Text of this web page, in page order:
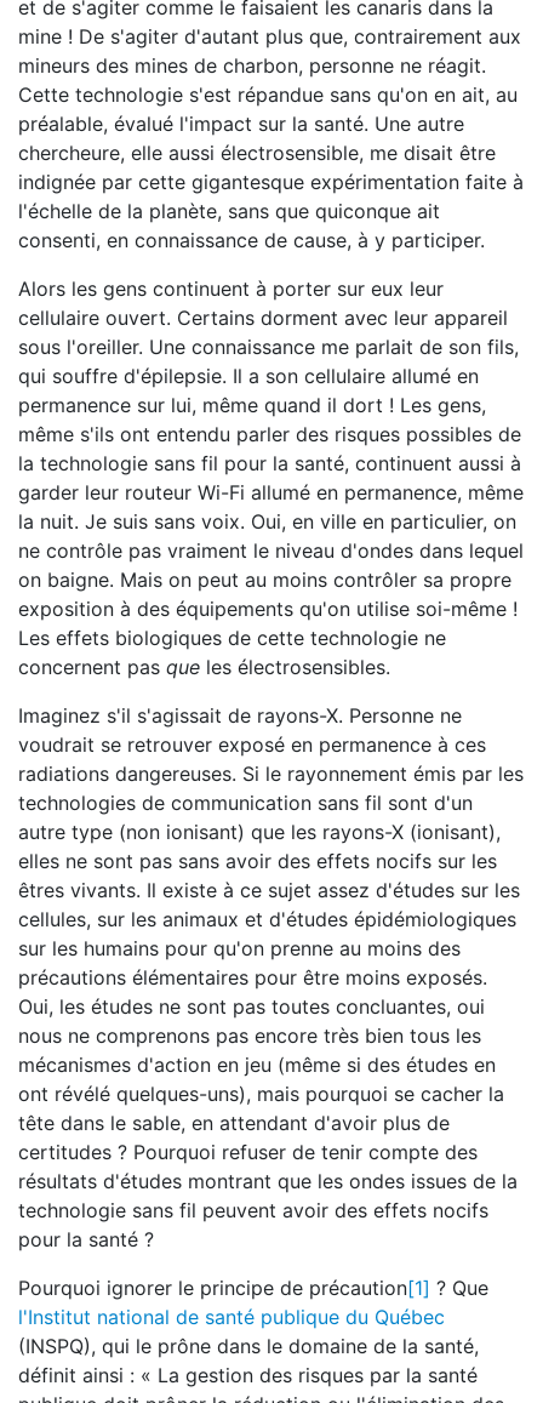
et de s'agiter comme le faisaient les canaris dans la
mine ! De s'agiter d'autant plus que, contrairement aux
mineurs des mines de charbon, personne ne réagit.
Cette technologie s'est répandue sans qu'on en ait, au
préalable, évalué l'impact sur la santé. Une autre
chercheure, elle aussi électrosensible, me disait être
indignée par cette gigantesque expérimentation faite à
l'échelle de la planète, sans que quiconque ait
consenti, en connaissance de cause, à y participer.
Alors les gens continuent à porter sur eux leur
cellulaire ouvert. Certains dorment avec leur appareil
sous l'oreiller. Une connaissance me parlait de son fils,
qui souffre d'épilepsie. Il a son cellulaire allumé en
permanence sur lui, même quand il dort ! Les gens,
même s'ils ont entendu parler des risques possibles de
la technologie sans fil pour la santé, continuent aussi à
garder leur routeur Wi-Fi allumé en permanence, même
la nuit. Je suis sans voix. Oui, en ville en particulier, on
ne contrôle pas vraiment le niveau d'ondes dans lequel
on baigne. Mais on peut au moins contrôler sa propre
exposition à des équipements qu'on utilise soi-même !
Les effets biologiques de cette technologie ne
concernent pas que les électrosensibles.
Imaginez s'il s'agissait de rayons-X. Personne ne
voudrait se retrouver exposé en permanence à ces
radiations dangereuses. Si le rayonnement émis par les
technologies de communication sans fil sont d'un
autre type (non ionisant) que les rayons-X (ionisant),
elles ne sont pas sans avoir des effets nocifs sur les
êtres vivants. Il existe à ce sujet assez d'études sur les
cellules, sur les animaux et d'études épidémiologiques
sur les humains pour qu'on prenne au moins des
précautions élémentaires pour être moins exposés.
Oui, les études ne sont pas toutes concluantes, oui
nous ne comprenons pas encore très bien tous les
mécanismes d'action en jeu (même si des études en
ont révélé quelques-uns), mais pourquoi se cacher la
tête dans le sable, en attendant d'avoir plus de
certitudes ? Pourquoi refuser de tenir compte des
résultats d'études montrant que les ondes issues de la
technologie sans fil peuvent avoir des effets nocifs
pour la santé ?
Pourquoi ignorer le principe de précaution[1] ? Que
l'Institut national de santé publique du Québec
(INSPQ), qui le prône dans le domaine de la santé,
définit ainsi : « La gestion des risques par la santé